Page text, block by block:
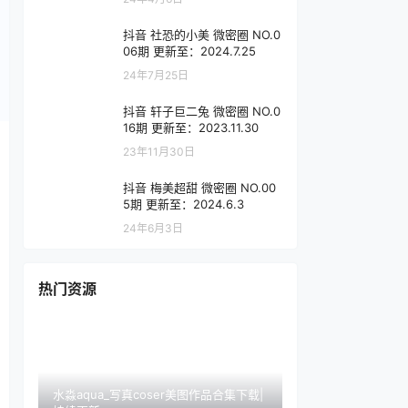
抖音 社恐的小美 微密圈 NO.0
06期 更新至：2024.7.25
24年7月25日
抖音 轩子巨二兔 微密圈 NO.0
16期 更新至：2023.11.30
23年11月30日
抖音 梅美超甜 微密圈 NO.00
5期 更新至：2024.6.3
24年6月3日
热门资源
水淼aqua_写真coser美图作品合集下载|